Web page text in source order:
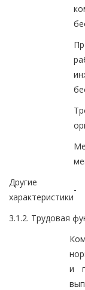
Другие
характеристики
-
3.1.2. Трудовая
и